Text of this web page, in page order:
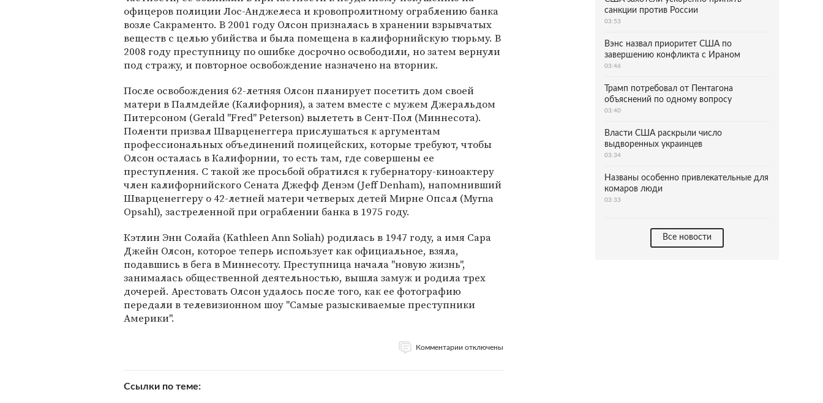
офицеров полиции Лос-Анджелеса и кровопролитному ограблению банка
возле Сакраменто. В 2001 году Олсон призналась в хранении взрывчатых
веществ с целью убийства и была помещена в калифорнийскую тюрьму. В
2008 году преступницу по ошибке досрочно освободили, но затем вернули
под стражу, и повторное освобождение назначено на вторник.
После освобождения 62-летняя Олсон планирует посетить дом своей
матери в Палмдейле (Калифорния), а затем вместе с мужем Джеральдом
Питерсоном (Gerald "Fred" Peterson) вылететь в Сент-Пол (Миннесота).
Поленти призвал Шварценеггера прислушаться к аргументам
профессиональных объединений полицейских, которые требуют, чтобы
Олсон осталась в Калифорнии, то есть там, где совершены ее
преступления. С такой же просьбой обратился к губернатору-киноактеру
член калифорнийского Сената Джефф Денэм (Jeff Denham), напомнивший
Шварценеггеру о 42-летней матери четверых детей Мирне Опсал (Myrna
Opsahl), застреленной при ограблении банка в 1975 году.
Кэтлин Энн Солайа (Kathleen Ann Soliah) родилась в 1947 году, а имя Сара
Джейн Олсон, которое теперь использует как официальное, взяла,
подавшись в бега в Миннесоту. Преступница начала "новую жизнь",
занималась общественной деятельностью, вышла замуж и родила трех
дочерей. Арестовать Олсон удалось после того, как ее фотографию
передали в телевизионном шоу "Самые разыскиваемые преступники
Америки".
Комментарии отключены
Ссылки по теме
санкции против России
03:53
Вэнс назвал приоритет США по
завершению конфликта с Ираном
03:46
Трамп потребовал от Пентагона
объяснений по одному вопросу
03:40
Власти США раскрыли число
выдворенных украинцев
03:34
Названы особенно привлекательные для
комаров люди
03:33
Все новости